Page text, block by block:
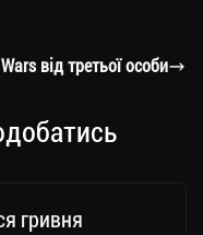
від третьої особи
гривня